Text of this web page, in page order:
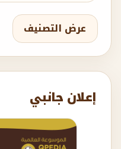
عرض التصنيف
إعلان جانبي